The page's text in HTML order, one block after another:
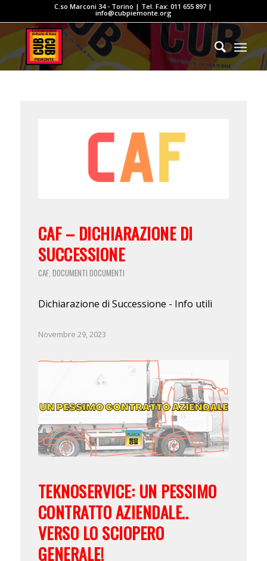
C.so Marconi 34 - Torino | Tel. Fax: 011 655 897 |
info@cubpiemonte.org
CAF – DICHIARAZIONE DI
SUCCESSIONE
CAF, DOCUMENTI DOCUMENTI
Dichiarazione di Successione - Info utili
Novembre 29, 2023
TEKNOSERVICE: UN PESSIMO
CONTRATTO AZIENDALE..
VERSO LO SCIOPERO
GENERALE!